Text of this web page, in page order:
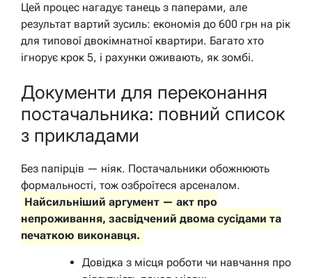
Цей процес нагадує танець з паперами, але
результат вартий зусиль: економія до 600 грн на рік
для типової двокімнатної квартири. Багато хто
ігнорує крок 5, і рахунки оживають, як зомбі.
Документи для переконання
постачальника: повний список
з прикладами
Без папірців — ніяк. Постачальники обожнюють
формальності, тож озброїтеся арсеналом.
Найсильніший аргумент — акт про
непроживання, засвідчений двома сусідами та
печаткою виконавця.
Довідка з місця роботи чи навчання про